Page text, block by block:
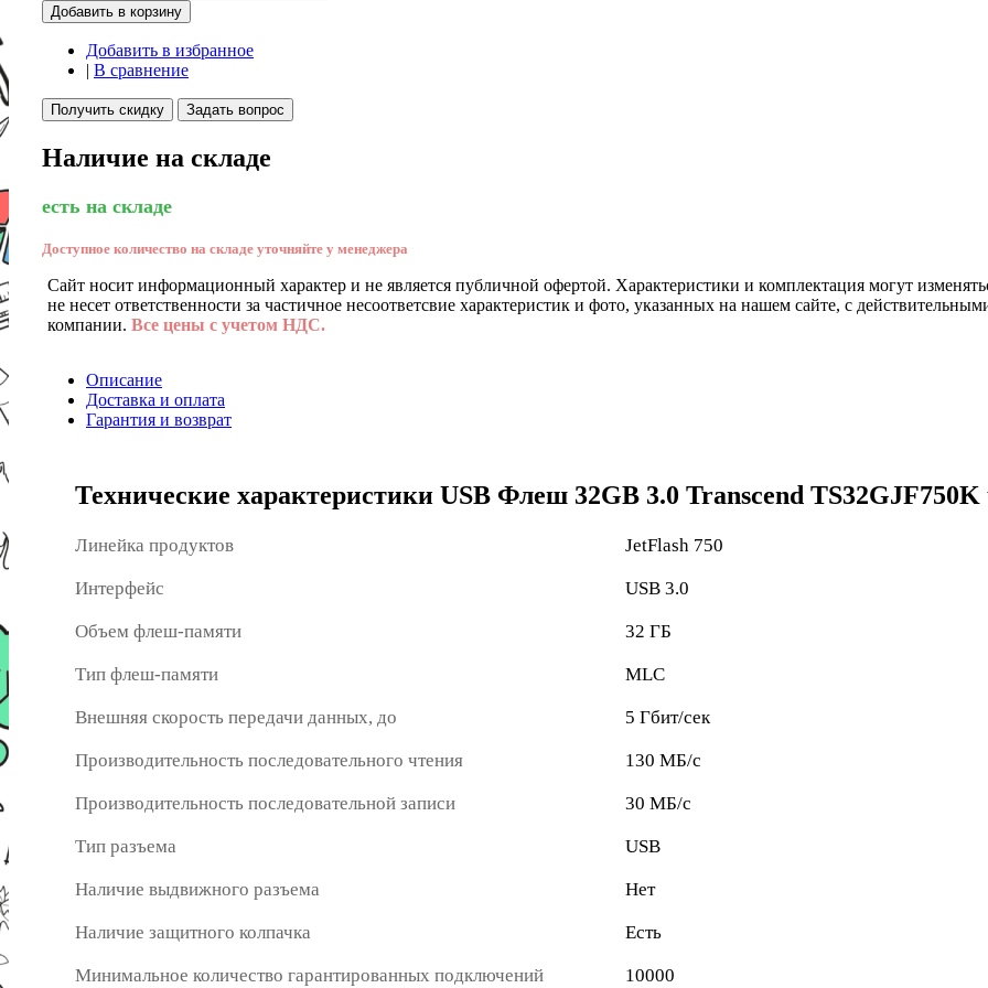
Добавить в корзину
Добавить в избранное
| В сравнение
Получить скидку Задать вопрос
Наличие на складе
есть на складе
Доступное количество на складе уточняйте у менеджера
Сайт носит информационный характер и не является публичной офертой. Характеристики и комплектация могут
не несет ответственности за частичное несоответсвие характеристик и фото, указанных на нашем сайте, с
компании. Все цены с учетом НДС.
Описание
Доставка и оплата
Гарантия и возврат
Технические характеристики USB Флеш 32GB 3.0 Transcend
Линейка продуктов JetFlash 750
Интерфейс USB 3.0
Объем флеш-памяти 32 ГБ
Тип флеш-памяти MLC
Внешняя скорость передачи данных, до 5 Гбит/сек
Производительность последовательного чтения 130 МБ/с
Производительность последовательной записи 30 МБ/с
Тип разъема USB
Наличие выдвижного разъема Нет
Наличие защитного колпачка Есть
Минимальное количество гарантированных подключений 10000